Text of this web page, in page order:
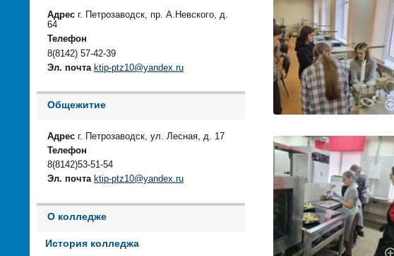
Адрес г. Петрозаводск, пр. А.Невского, д.
64
Телефон
8(8142) 57-42-39
Эл. почта ktip-ptz10@yandex.ru
Общежитие
Адрес г. Петрозаводск, ул. Лесная, д. 17
Телефон
8(8142)53-51-54
Эл. почта ktip-ptz10@yandex.ru
О колледже
История колледжа